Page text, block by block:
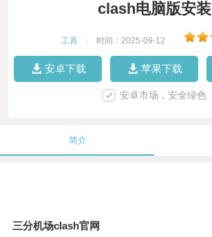
clash电脑版安装
工具 时间：2025-09-12
安卓下载 苹果下载
安卓市场，安全绿色
简介
三分机场clash官网